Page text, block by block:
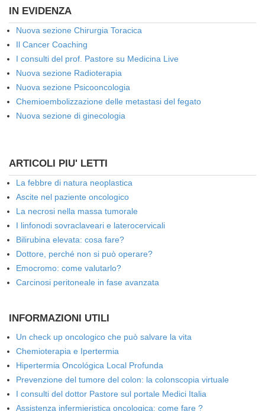
IN EVIDENZA
Nuova sezione Chirurgia Toracica
Il Cancer Coaching
I consulti del prof. Pastore su Medicina Live
Nuova sezione Radioterapia
Nuova sezione Psicooncologia
Chemioembolizzazione delle metastasi del fegato
Nuova sezione di ginecologia
ARTICOLI PIU' LETTI
La febbre di natura neoplastica
Ascite nel paziente oncologico
La necrosi nella massa tumorale
I linfonodi sovraclaveari e laterocervicali
Bilirubina elevata: cosa fare?
Dottore, perché non si può operare?
Emocromo: come valutarlo?
Carcinosi peritoneale in fase avanzata
INFORMAZIONI UTILI
Un check up oncologico che può salvare la vita
Chemioterapia e Ipertermia
Hipertermia Oncológica Local Profunda
Prevenzione del tumore del colon: la colonscopia virtuale
I consulti del dottor Pastore sul portale Medici Italia
Assistenza infermieristica oncologica: come fare ?